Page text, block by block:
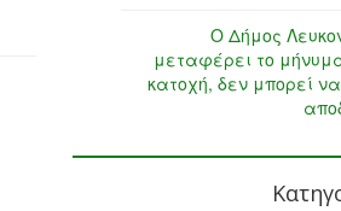
Ο Δήμος
μεταφέρει το
κατοχή, δεν μπορεί να